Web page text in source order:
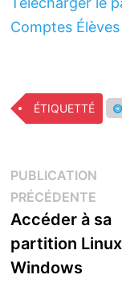
Comptes Élèves
ÉTIQUETTÉ
Navigation
de
l’article
PUBLICATION
PRÉCÉDENTE
Accéder à sa
partition
Windows